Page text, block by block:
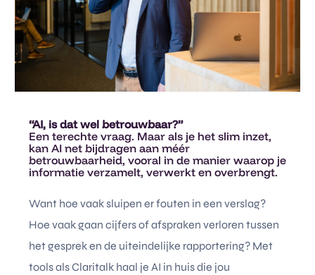
“AI, is dat wel betrouwbaar?”
Een terechte vraag. Maar als je het slim inzet,
kan AI net bijdragen aan méér
betrouwbaarheid, vooral in de manier waarop je
informatie verzamelt, verwerkt en overbrengt.
Want hoe vaak sluipen er fouten in een verslag?
Hoe vaak gaan cijfers of afspraken verloren tussen
het gesprek en de uiteindelijke rapportering? Met
tools als Claritalk haal je AI in huis die jou